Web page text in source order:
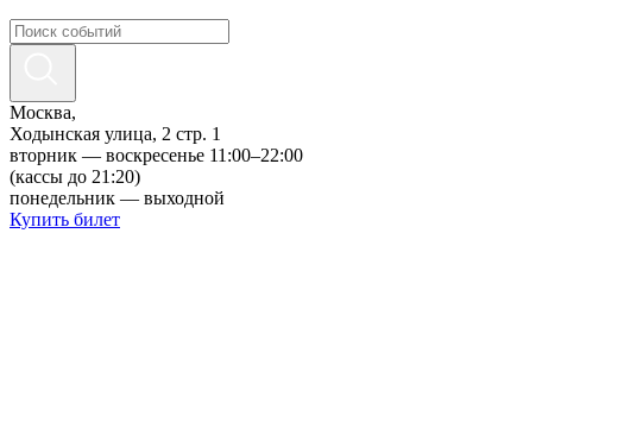
Москва,
Ходынская улица, 2 стр. 1
вторник — воскресенье 11:00–22:00
(кассы до 21:20)
понедельник — выходной
Купить билет